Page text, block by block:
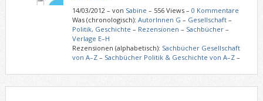
14/03/2012 – von Sabine – 556 Views – 0 Kommentare
Was (chronologisch): AutorInnen G – Gesellschaft–
Politik, Geschichte – Rezensionen – Sachbücher–
Verlage E–H
Rezensionen (alphabetisch): Sachbücher Gesellschaft
von A–Z– Sachbücher Politik & Geschichte von A–Z–